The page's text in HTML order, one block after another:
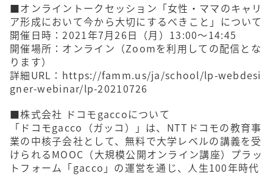
■オンライントークセッション「女性・ママのキャリ
ア形成において今から大切にするべきこと」について
開催日時：2021年7月26日（月）13:00〜14:45
開催場所：オンライン（Zoomを利用しての配信とな
ります）
詳細URL： https://famm.us/ja/school/lp-webdesi
gner-webinar/lp-20210726
■株式会社 ドコモgaccoについて
「ドコモgacco（ガッコ）」は、NTTドコモの教育事
業の中核子会社として、無料で大学レベルの講義を受
けられるMOOC（大規模公開オンライン講座）プラッ
トフォーム「gacco」の運営を通じ、人生100年時代